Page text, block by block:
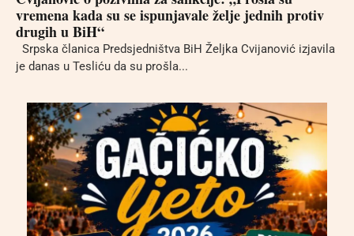
vremena kada su se ispunjavale želje jednih protiv
drugih u BiH“
Srpska članica Predsjedništva BiH Željka Cvijanović izjavila
je danas u Tesliću da su prošla...